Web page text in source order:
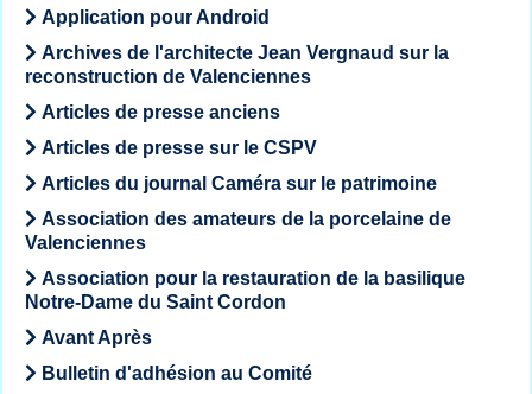
Application pour Android
Archives de l'architecte Jean Vergnaud sur la
reconstruction de Valenciennes
Articles de presse anciens
Articles de presse sur le CSPV
Articles du journal Caméra sur le patrimoine
Association des amateurs de la porcelaine de
Valenciennes
Association pour la restauration de la basilique
Notre-Dame du Saint Cordon
Avant Après
Bulletin d'adhésion au Comité